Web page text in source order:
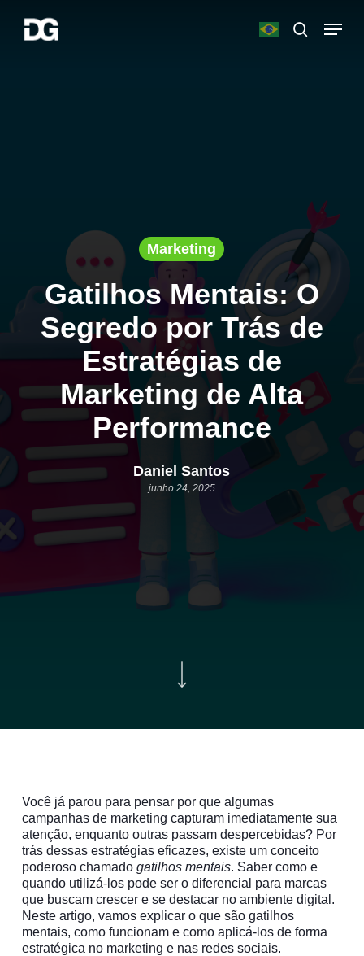
main
search
Menu
Marketing
Gatilhos Mentais: O
Segredo por Trás de
Estratégias de
Marketing de Alta
Performance
Daniel Santos
junho 24, 2025
Você já parou para pensar por que algumas
campanhas de marketing capturam imediatamente sua
atenção, enquanto outras passam despercebidas? Por
trás dessas estratégias eficazes, existe um conceito
poderoso chamado gatilhos mentais. Saber como e
quando utilizá-los pode ser o diferencial para marcas
que buscam crescer e se destacar no ambiente digital.
Neste artigo, vamos explicar o que são gatilhos
mentais, como funcionam e como aplicá-los de forma
estratégica no marketing e nas redes sociais.